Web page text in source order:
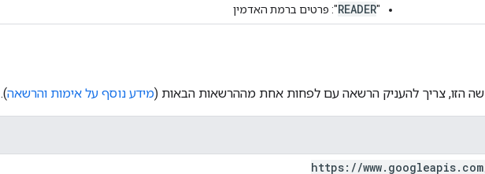
‫"
READER": פרטים ברמת האדמין
הזו, צריך להעניק הרשאה עם לפחות אחת מההרשאות הבאות (מידע נוסף על אימות והרשאה).
https: //www. googleapis. com